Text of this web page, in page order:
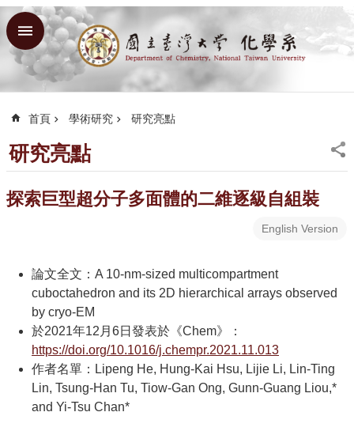
跳到主要內容區塊
進
階
尋
回
首
頁
臺
大
理
學
院
臺
大
化
學
系
首頁 學術研究 研究亮點
研究亮點
探索巨型超分子多面體的二維逐級自組裝
English Version
論文全文：A 10-nm-sized multicompartment
cuboctahedron and its 2D hierarchical arrays observed
by cryo-EM
於2021年12月6日發表於《Chem》：
https://doi.org/10.1016/j.chempr.2021.11.013
作者名單：Lipeng He, Hung-Kai Hsu, Lijie Li, Lin-Ting
Lin, Tsung-Han Tu, Tiow-Gan Ong, Gunn-Guang Liou,*
and Yi-Tsu Chan*